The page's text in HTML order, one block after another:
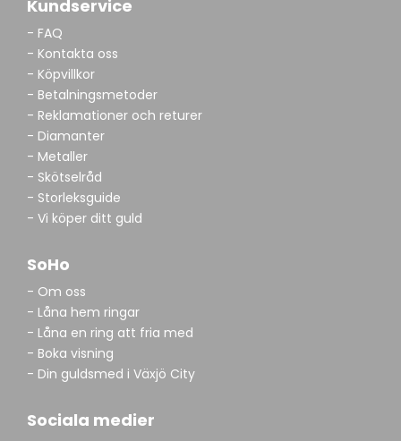
Kundservice
- FAQ
- Kontakta oss
- Köpvillkor
- Betalningsmetoder
- Reklamationer och returer
- Diamanter
- Metaller
- Skötselråd
- Storleksguide
- Vi köper ditt guld
SoHo
- Om oss
- Låna hem ringar
- Låna en ring att fria med
- Boka visning
- Din guldsmed i Växjö City
Sociala medier